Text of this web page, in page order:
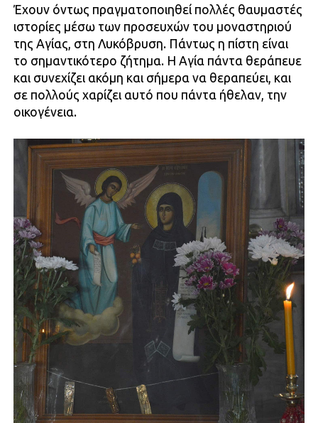
Έχουν όντως πραγματοποιηθεί πολλές θαυμαστές
ιστορίες μέσω των προσευχών του μοναστηριού
της Αγίας, στη Λυκόβρυση. Πάντως η πίστη είναι
το σημαντικότερο ζήτημα. Η Αγία πάντα θεράπευε
και συνεχίζει ακόμη και σήμερα να θεραπεύει, και
σε πολλούς χαρίζει αυτό που πάντα ήθελαν, την
οικογένεια.